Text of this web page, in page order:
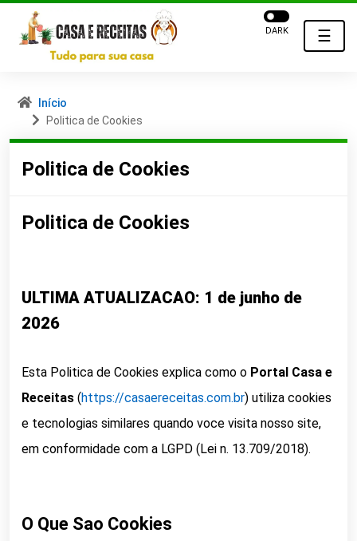
☰
DARK
Início
Politica de Cookies
Politica de Cookies
Politica de Cookies
ULTIMA ATUALIZACAO: 1 de junho de
2026
Esta Politica de Cookies explica como o Portal Casa e
Receitas (https://casaereceitas.com.br) utiliza cookies
e tecnologias similares quando voce visita nosso site,
em conformidade com a LGPD (Lei n. 13.709/2018).
O Que Sao Cookies